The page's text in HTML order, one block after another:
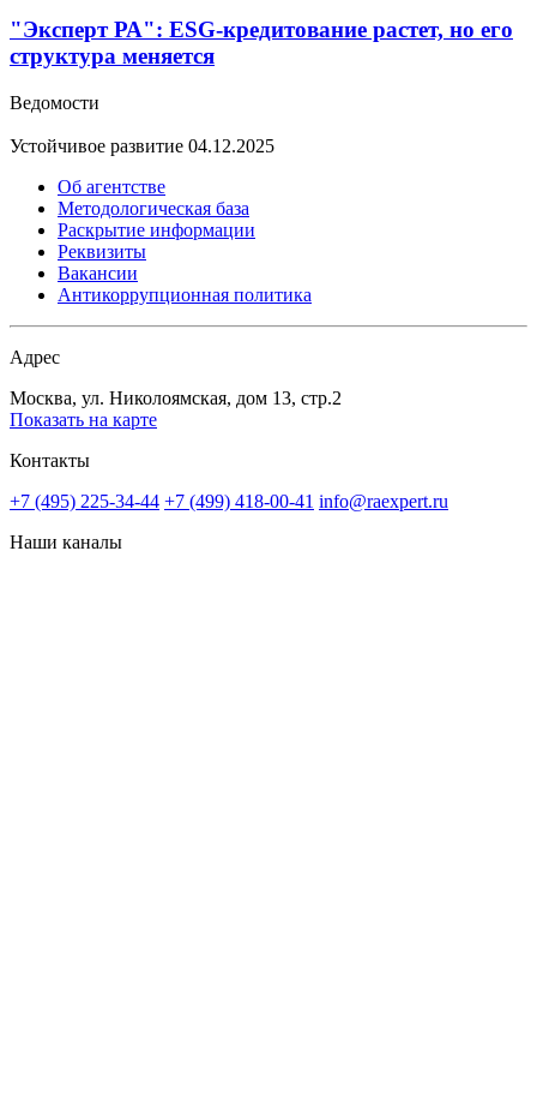
"Эксперт РА": ESG-кредитование растет, но его
структура меняется
Ведомости
Устойчивое развитие 04.12.2025
Об агентстве
Методологическая база
Раскрытие информации
Реквизиты
Вакансии
Антикоррупционная политика
Адрес
Москва, ул. Николоямская, дом 13, стр.2
Показать на карте
Контакты
+7 (495) 225-34-44 +7 (499) 418-00-41 info@raexpert.ru
Наши каналы